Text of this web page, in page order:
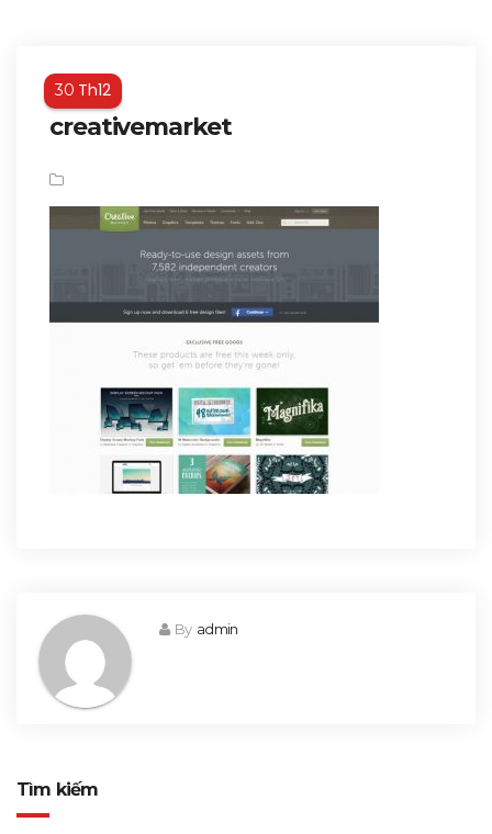
30 Th12
creativemarket
By admin
Tìm kiếm